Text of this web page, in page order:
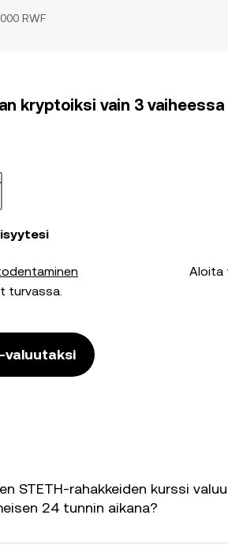
RWF
kryptoiksi vain 3 vaiheessa
turvassa.
Aloita
valuutaksi
STETH-rahakkeiden kurssi
24 tunnin aikana?